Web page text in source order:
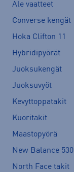
Ale vaatteet
Converse kengät
Hoka Clifton 11
Hybridipyörät
Juoksukengät
Juoksuvyöt
Kevyttoppatakit
Kuoritakit
Maastopyörä
New Balance 530
North Face takit